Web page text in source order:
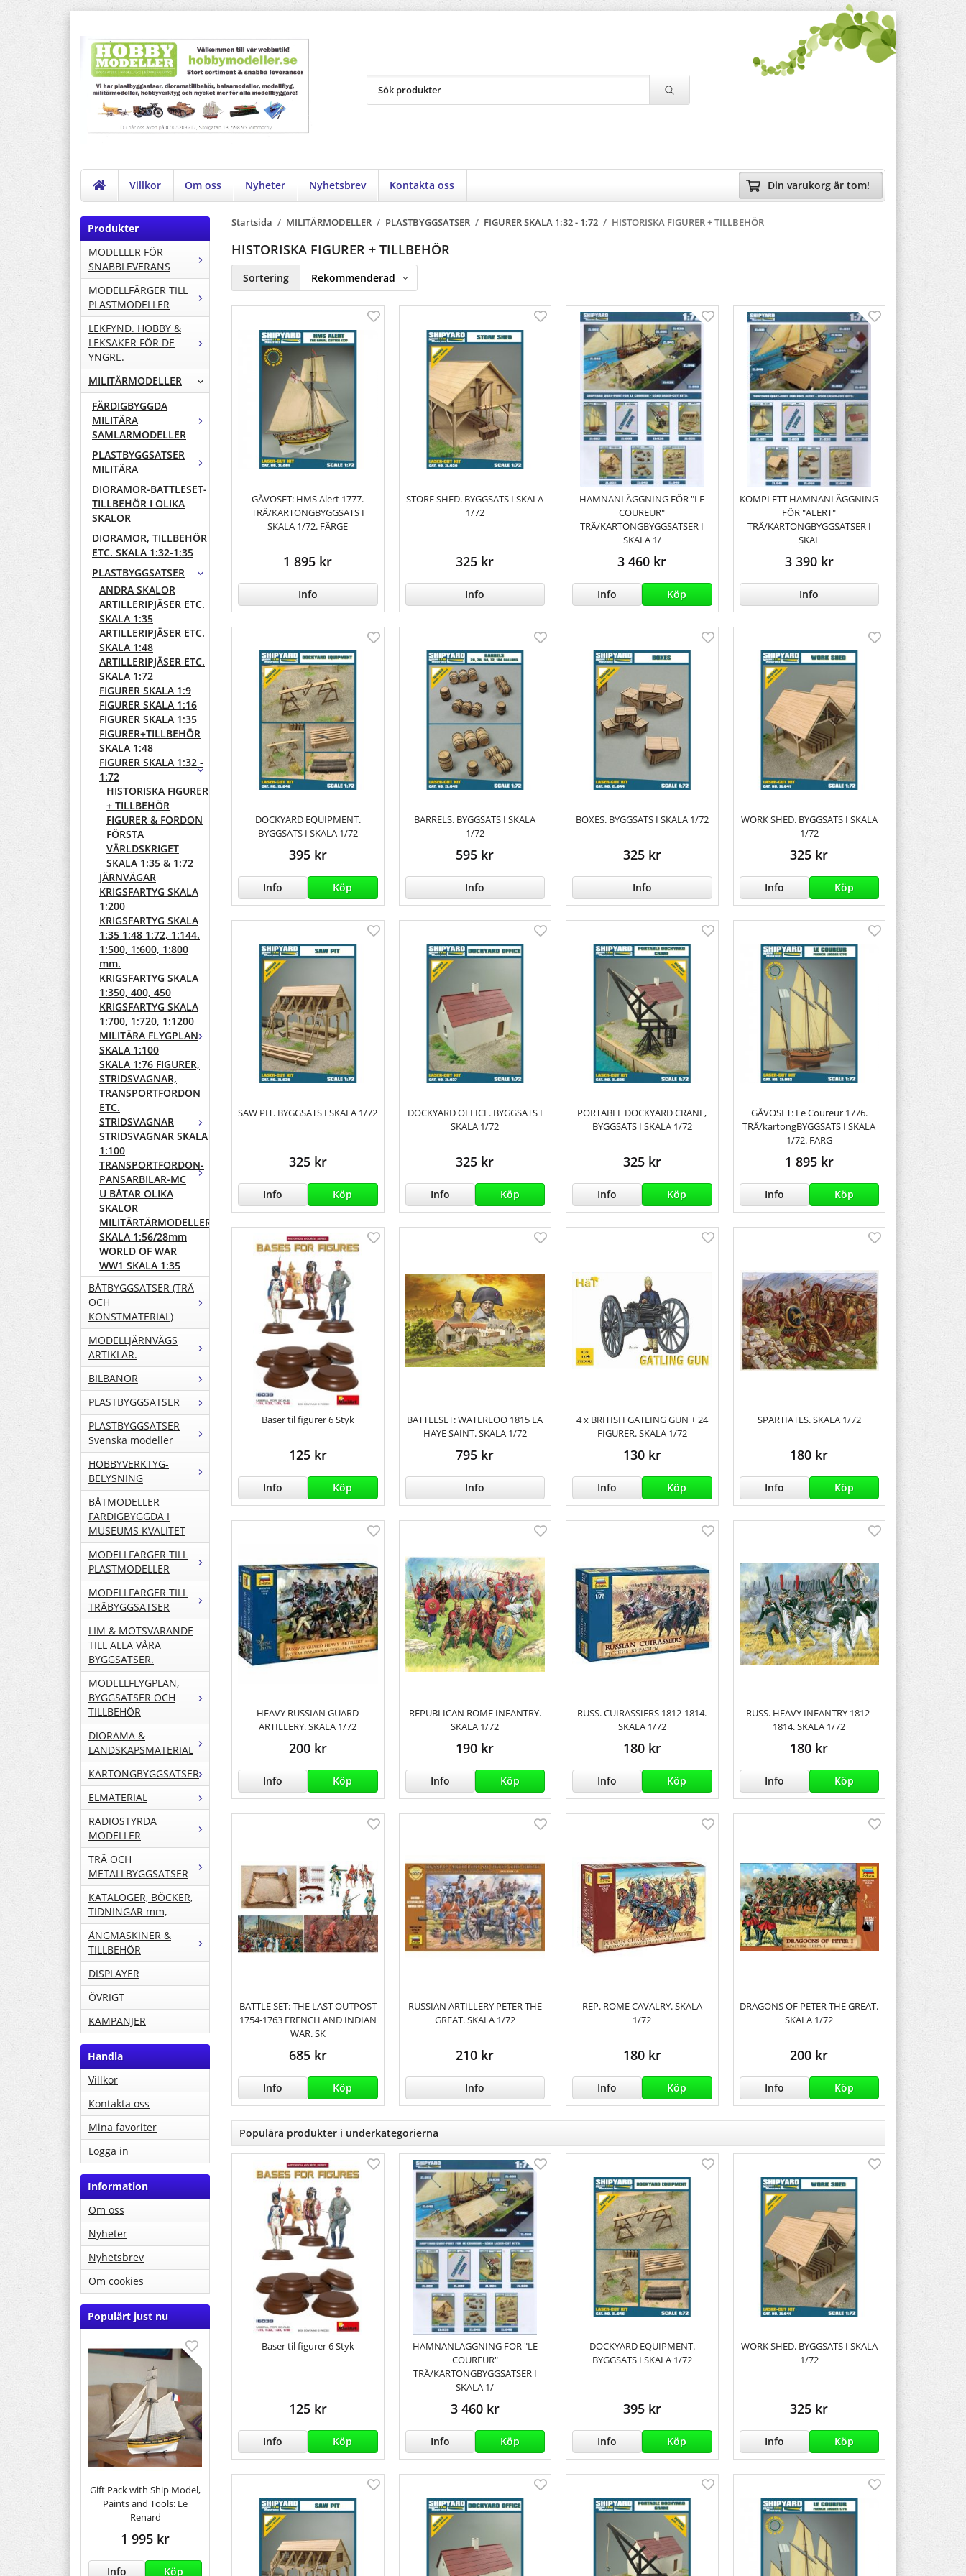
Villkor Om oss Nyheter Nyhetsbrev Kontakta oss Din varukorg är tom!
Produkter
MODELLER FÖR
SNABBLEVERANS
MODELLFÄRGER TILL
PLASTMODELLER
LEKFYND. HOBBY &
LEKSAKER FÖR DE
YNGRE.
MILITÄRMODELLER
FÄRDIGBYGGDA
MILITÄRA
SAMLARMODELLER
PLASTBYGGSATSER
MILITÄRA
DIORAMOR-BATTLESET-
TILLBEHÖR I OLIKA
SKALOR
DIORAMOR, TILLBEHÖR
ETC. SKALA 1:32-1:35
PLASTBYGGSATSER
ANDRA SKALOR
ARTILLERIPJÄSER ETC.
SKALA 1:35
ARTILLERIPJÄSER ETC.
SKALA 1:48
ARTILLERIPJÄSER ETC.
SKALA 1:72
FIGURER SKALA 1:9
FIGURER SKALA 1:16
FIGURER SKALA 1:35
FIGURER+TILLBEHÖR
SKALA 1:48
FIGURER SKALA 1:32 -
1:72
HISTORISKA FIGURER
+ TILLBEHÖR
FIGURER & FORDON
FÖRSTA
VÄRLDSKRIGET
SKALA 1:35 & 1:72
JÄRNVÄGAR
KRIGSFARTYG SKALA
1:200
KRIGSFARTYG SKALA
1:35 1:48 1:72, 1:144.
1:500, 1:600, 1:800
mm.
KRIGSFARTYG SKALA
1:350, 400, 450
KRIGSFARTYG SKALA
1:700, 1:720, 1:1200
MILITÄRA FLYGPLAN
SKALA 1:100
SKALA 1:76 FIGURER,
STRIDSVAGNAR,
TRANSPORTFORDON
ETC.
STRIDSVAGNAR
STRIDSVAGNAR SKALA
1:100
TRANSPORTFORDON-
PANSARBILAR-MC
U BÅTAR OLIKA
SKALOR
MILITÄRTÄRMODELLER
SKALA 1:56/28mm
WORLD OF WAR
WW1 SKALA 1:35
BÅTBYGGSATSER (TRÄ
OCH
KONSTMATERIAL)
MODELLJÄRNVÄGS
ARTIKLAR.
BILBANOR
PLASTBYGGSATSER
PLASTBYGGSATSER
Svenska modeller
HOBBYVERKTYG-
BELYSNING
BÅTMODELLER
FÄRDIGBYGGDA I
MUSEUMS KVALITET
MODELLFÄRGER TILL
PLASTMODELLER
MODELLFÄRGER TILL
TRÄBYGGSATSER
LIM & MOTSVARANDE
TILL ALLA VÅRA
BYGGSATSER.
MODELLFLYGPLAN,
BYGGSATSER OCH
TILLBEHÖR
DIORAMA &
LANDSKAPSMATERIAL
KARTONGBYGGSATSER
ELMATERIAL
RADIOSTYRDA
MODELLER
TRÄ OCH
METALLBYGGSATSER
KATALOGER, BÖCKER,
TIDNINGAR mm,
ÅNGMASKINER &
TILLBEHÖR
DISPLAYER
ÖVRIGT
KAMPANJER
Handla
Villkor
Kontakta oss
Mina favoriter
Logga in
Information
Om oss
Nyheter
Nyhetsbrev
Om cookies
Populärt just nu
Gift Pack with Ship Model,
Paints and Tools: Le
Renard
1 995 kr
Info Köp
Startsida / MILITÄRMODELLER / PLASTBYGGSATSER / FIGURER SKALA 1:32 - 1:72 / HISTORISKA FIGURER + TILLBEHÖR
HISTORISKA FIGURER + TILLBEHÖR
Sortering
GÅVOSET: HMS Alert 1777.
TRÄ/KARTONGBYGGSATS I
SKALA 1/72. FÄRGE
1 895 kr
Info
STORE SHED. BYGGSATS I SKALA
1/72
325 kr
Info
HAMNANLÄGGNING FÖR "LE
COUREUR"
TRÄ/KARTONGBYGGSATSER I
SKALA 1/
3 460 kr
Info Köp
KOMPLETT HAMNANLÄGGNING
FÖR "ALERT"
TRÄ/KARTONGBYGGSATSER I
SKAL
3 390 kr
Info
DOCKYARD EQUIPMENT.
BYGGSATS I SKALA 1/72
395 kr
Info Köp
BARRELS. BYGGSATS I SKALA
1/72
595 kr
Info
BOXES. BYGGSATS I SKALA 1/72
325 kr
Info
WORK SHED. BYGGSATS I SKALA
1/72
325 kr
Info Köp
SAW PIT. BYGGSATS I SKALA 1/72
325 kr
Info Köp
DOCKYARD OFFICE. BYGGSATS I
SKALA 1/72
325 kr
Info Köp
PORTABEL DOCKYARD CRANE,
BYGGSATS I SKALA 1/72
325 kr
Info Köp
GÅVOSET: Le Coureur 1776.
TRÄ/kartongBYGGSATS I SKALA
1/72. FÄRG
1 895 kr
Info Köp
Baser til figurer 6 Styk
125 kr
Info Köp
BATTLESET: WATERLOO 1815 LA
HAYE SAINT. SKALA 1/72
795 kr
Info
4 x BRITISH GATLING GUN + 24
FIGURER. SKALA 1/72
130 kr
Info Köp
SPARTIATES. SKALA 1/72
180 kr
Info Köp
HEAVY RUSSIAN GUARD
ARTILLERY. SKALA 1/72
200 kr
Info Köp
REPUBLICAN ROME INFANTRY.
SKALA 1/72
190 kr
Info Köp
RUSS. CUIRASSIERS 1812-1814.
SKALA 1/72
180 kr
Info Köp
RUSS. HEAVY INFANTRY 1812-
1814. SKALA 1/72
180 kr
Info Köp
BATTLE SET: THE LAST OUTPOST
1754-1763 FRENCH AND INDIAN
WAR. SK
685 kr
Info Köp
RUSSIAN ARTILLERY PETER THE
GREAT. SKALA 1/72
210 kr
Info
REP. ROME CAVALRY. SKALA
1/72
180 kr
Info Köp
DRAGONS OF PETER THE GREAT.
SKALA 1/72
200 kr
Info Köp
Populära produkter i underkategorierna
Baser til figurer 6 Styk
125 kr
Info Köp
HAMNANLÄGGNING FÖR "LE
COUREUR"
TRÄ/KARTONGBYGGSATSER I
SKALA 1/
3 460 kr
Info Köp
DOCKYARD EQUIPMENT.
BYGGSATS I SKALA 1/72
395 kr
Info Köp
WORK SHED. BYGGSATS I SKALA
1/72
325 kr
Info Köp